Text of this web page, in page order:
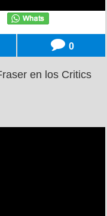
0
en los Critics